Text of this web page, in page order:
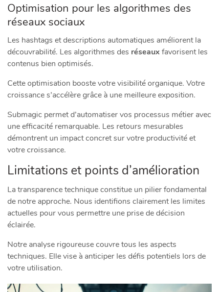
Optimisation pour les algorithmes des
réseaux sociaux
Les hashtags et descriptions automatiques améliorent la
découvrabilité. Les algorithmes des réseaux favorisent les
contenus bien optimisés.
Cette optimisation booste votre visibilité organique. Votre
croissance s’accélère grâce à une meilleure exposition.
Submagic permet d’automatiser vos processus métier avec
une efficacité remarquable. Les retours mesurables
démontrent un impact concret sur votre productivité et
votre croissance.
Limitations et points d’amélioration
La transparence technique constitue un pilier fondamental
de notre approche. Nous identifions clairement les limites
actuelles pour vous permettre une prise de décision
éclairée.
Notre analyse rigoureuse couvre tous les aspects
techniques. Elle vise à anticiper les défis potentiels lors de
votre utilisation.